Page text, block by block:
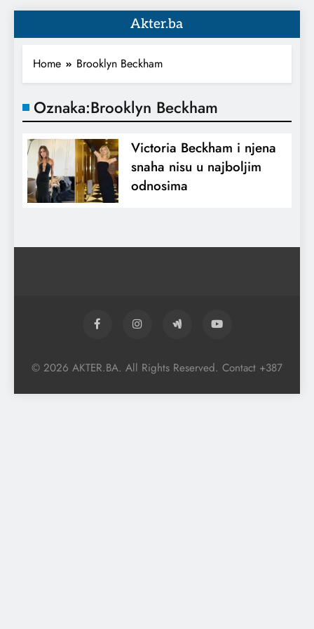
Akter.ba
Home Brooklyn Beckham
Oznaka:Brooklyn Beckham
Victoria Beckham i njena
snaha nisu u najboljim
odnosima
© 2026 AKTER.BA. All Rights Reserved. Contact +387